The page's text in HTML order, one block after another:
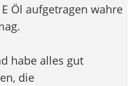
Öl aufgetragen wahre
habe alles gut
die